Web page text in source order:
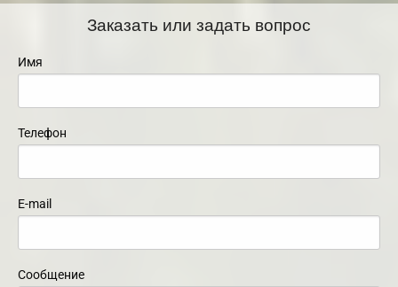
Заказать или задать вопрос
Имя
Телефон
E-mail
Сообщение